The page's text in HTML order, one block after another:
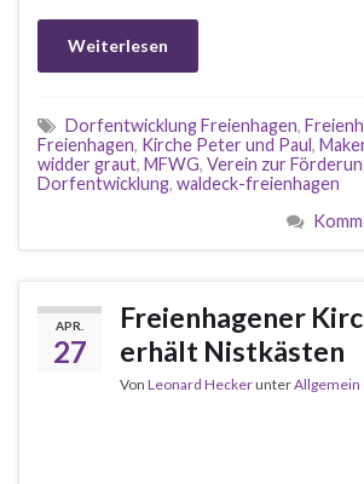
Weiterlesen
Dorfentwicklung Freienhagen,
Freienhagen, Kirche Peter und Paul,
widder graut, MFWG, Verein zur
Dorfentwicklung, waldeck-freienhagen
APR.
27
Freienhagener
erhält Nistkästen
Von Leonard HeckerunterAllgemein